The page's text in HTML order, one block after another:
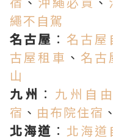
繩不自駕
名古屋 ： 名古屋
古屋租車 、 名古
山
九州 ： 九州自
宿 、 由布院住宿 、
北海道 ： 北海道